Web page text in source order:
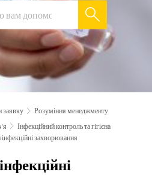
заявку
Розуміння менеджменту
Інфекційний контроль та гігієна
захворювання